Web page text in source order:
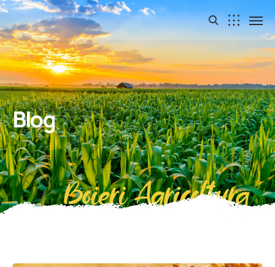
Blog
Boieri Agricoltura